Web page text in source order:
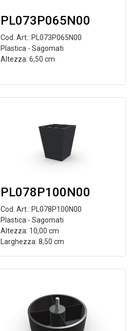
PL073P065N00
Cod. Art.: PL073P065N00
Plastica - Sagomati
Altezza: 6,50 cm
PL078P100N00
Cod. Art.: PL078P100N00
Plastica - Sagomati
Altezza: 10,00 cm
Larghezza: 8,50 cm